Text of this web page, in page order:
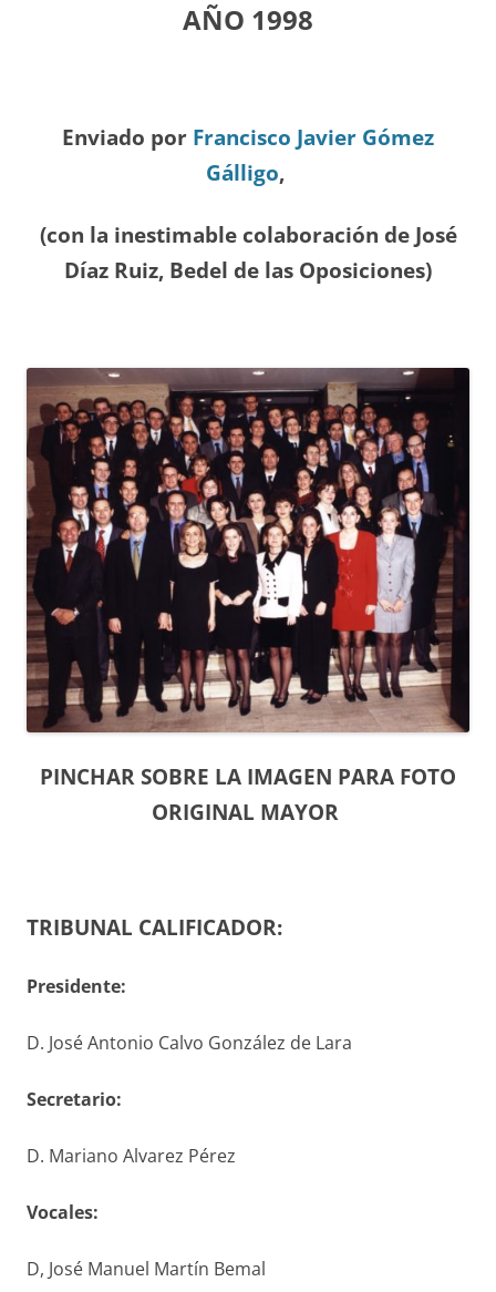
AÑO 1998
Enviado por Francisco Javier Gómez
Gálligo,
(con la inestimable colaboración de José
Díaz Ruiz, Bedel de las Oposiciones)
PINCHAR SOBRE LA IMAGEN PARA FOTO
ORIGINAL MAYOR
TRIBUNAL CALIFICADOR:
Presidente:
D. José Antonio Calvo González de Lara
Secretario:
D. Mariano Alvarez Pérez
Vocales:
D, José Manuel Martín Bemal